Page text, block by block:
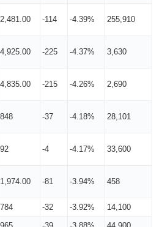
2,481.00 -114 -4.39% 255,910
4,925.00 -225 -4.37% 3,630
4,835.00 -215 -4.26% 2,690
848 -37 -4.18% 28,101
92 -4 -4.17% 33,600
1,974.00 -81 -3.94% 458
784 -32 -3.92%
14,100